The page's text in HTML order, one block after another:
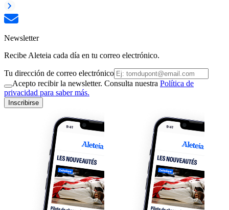
Newsletter
Recibe Aleteia cada día en tu correo electrónico.
Tu dirección de correo electrónico
Acepto recibir la newsletter. Consulta nuestra Política de
privacidad para saber más.
Inscribirse